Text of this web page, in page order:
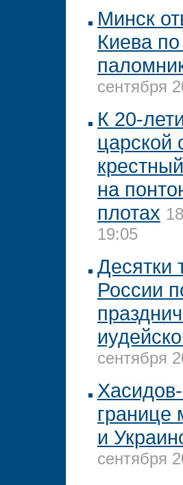
Минск
Киева
сентября
К 20-
царской
на
плотах
19:05
Десятки
России
сентября
границе
и
сентября